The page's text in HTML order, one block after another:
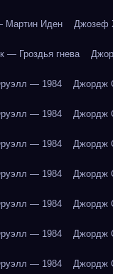
Мартин Иден Джозеф
— Гроздья гнева
— 1984 Джордж
— 1984 Джордж
— 1984 Джордж
— 1984 Джордж
— 1984 Джордж
— 1984 Джордж
— 1984 Джордж